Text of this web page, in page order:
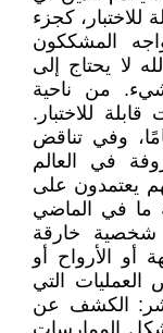
للاختبار، كجزء
المشككون
لا يحتاج إلى
شيء. من ناحية
قابلة للاختبار.
وفي تناقض
في العالم
يعتمدون على
ما في الماضي
شخصية خارقة
أو الأرواح أو
العمليات التي
الكشف عن